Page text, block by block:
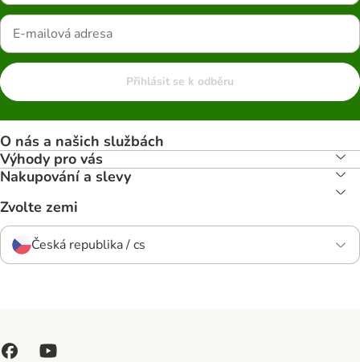
Přihlásit se k odběru
O nás a našich službách
Výhody pro vás
Nakupování a slevy
Zvolte zemi
Česká republika / cs